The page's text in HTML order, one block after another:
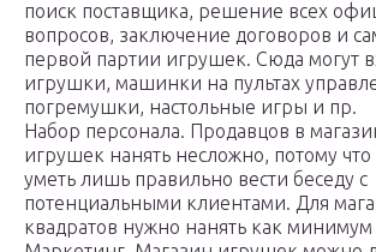
поиск поставщика, решение всех
вопросов, заключение договоров и
первой партии игрушек. Сюда могут
игрушки, машинки на пультах
погремушки, настольные игры и пр.
Набор персонала. Продавцов в
игрушек нанять несложно, потому
уметь лишь правильно вести беседу с
потенциальными клиентами. Для
квадратов нужно нанять как минимум